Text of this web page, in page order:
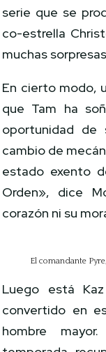
serie que se
co-estrella
muchas
En cierto modo,
que Tam ha
oportunidad de
cambio de
estado exento
Orden», dice
corazón ni su
El comandante
Luego está
convertido en
hombre